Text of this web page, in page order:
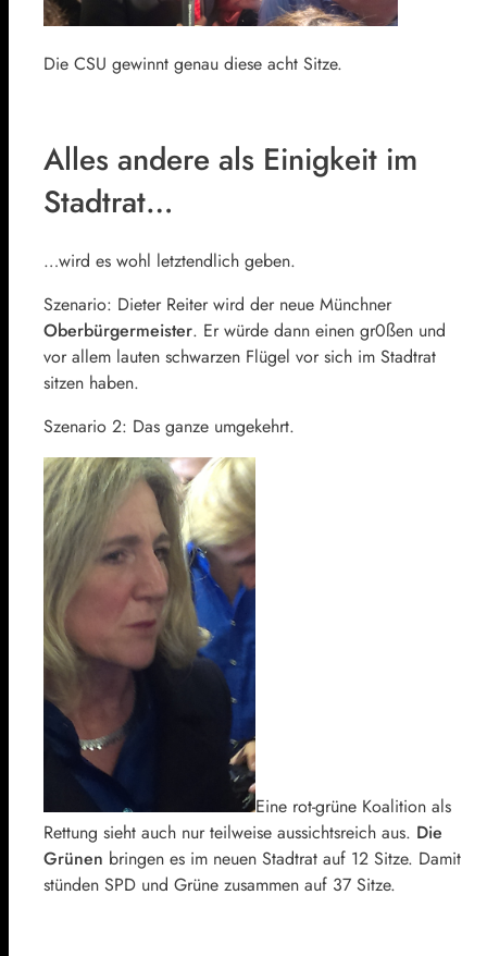
Die CSU gewinnt genau diese acht Sitze.
Alles andere als Einigkeit im
Stadtrat…
…wird es wohl letztendlich geben.
Szenario: Dieter Reiter wird der neue Münchner
Oberbürgermeister. Er würde dann einen gr0ßen und
vor allem lauten schwarzen Flügel vor sich im Stadtrat
sitzen haben.
Szenario 2: Das ganze umgekehrt.
Eine rot-grüne Koalition als
Rettung sieht auch nur teilweise aussichtsreich aus. Die
Grünen bringen es im neuen Stadtrat auf 12 Sitze. Damit
stünden SPD und Grüne zusammen auf 37 Sitze.